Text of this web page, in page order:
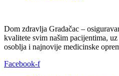
Dom zdravlja Gradačac –
kvalitete svim našim pacijentima,
osoblja i najnovije medicinske
Facebook-f